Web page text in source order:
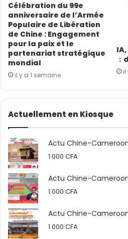
Célébration du 99e
anniversaire de l’Armée
Populaire de Libération
de Chine : Engagement
pour la paix et le
partenariat stratégique
mondial
il y a 1 semaine il
Actuellement en Kiosque
Actu Chine-
1.000 CFA
Actu Chine-
1.000 CFA
Actu Chine-
1.000 CFA